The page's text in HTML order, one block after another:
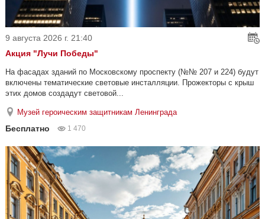
9 августа 2026 г. 21:40
Акция "Лучи Победы"
На фасадах зданий по Московскому проспекту (№№ 207 и 224) будут
включены тематические световые инсталляции. Прожекторы с крыш
этих домов создадут световой...
Музей героическим защитникам Ленинграда
Бесплатно 1 470